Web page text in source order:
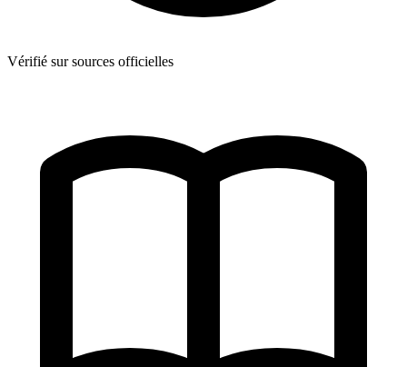
Vérifié sur sources officielles